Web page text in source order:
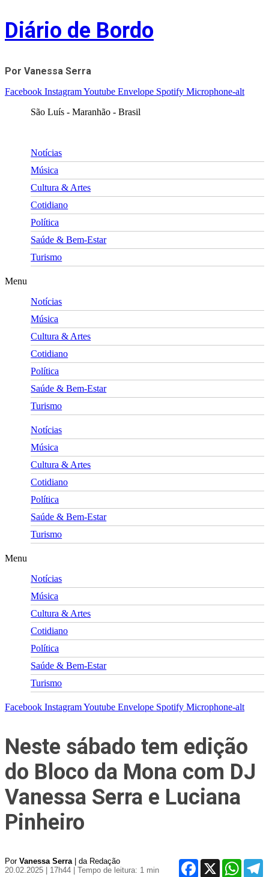
Skip
to
content
Diário de Bordo
Por Vanessa Serra
Facebook InstagramYoutube Envelope Spotify Microphone-alt
São Luís - Maranhão - Brasil
Notícias
Música
Cultura & Artes
Cotidiano
Política
Saúde & Bem-Estar
Turismo
Menu
Notícias
Música
Cultura & Artes
Cotidiano
Política
Saúde & Bem-Estar
Turismo
Notícias
Música
Cultura & Artes
Cotidiano
Política
Saúde & Bem-Estar
Turismo
Menu
Notícias
Música
Cultura & Artes
Cotidiano
Política
Saúde & Bem-Estar
Turismo
Facebook InstagramYoutube Envelope Spotify Microphone-alt
Neste sábado tem edição
do Bloco da Mona com DJ
Vanessa Serra e Luciana
Pinheiro
Por Vanessa Serra| da Redação
20.02.2025 | 17h44
| Tempo de leitura: 1 min
Facebook
X